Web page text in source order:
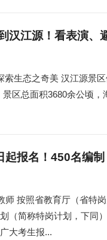
汉江源！看表演
生态之奇美 汉江源景
区总面积3680余公顷，
报名！450名编制
师 按照省教育厅（省特
（简称特岗计划，下同
大考生报...